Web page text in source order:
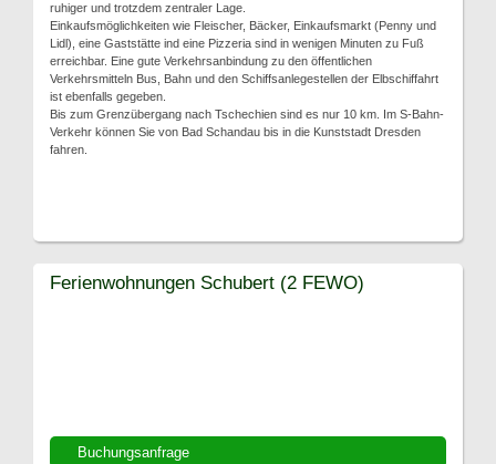
ruhiger und trotzdem zentraler Lage.
Einkaufsmöglichkeiten wie Fleischer, Bäcker, Einkaufsmarkt (Penny und
Lidl), eine Gaststätte ind eine Pizzeria sind in wenigen Minuten zu Fuß
erreichbar. Eine gute Verkehrsanbindung zu den öffentlichen
Verkehrsmitteln Bus, Bahn und den Schiffsanlegestellen der Elbschiffahrt
ist ebenfalls gegeben.
Bis zum Grenzübergang nach Tschechien sind es nur 10 km. Im S-Bahn-
Verkehr können Sie von Bad Schandau bis in die Kunststadt Dresden
fahren.
Buchungsanfrage
Ferienwohnungen Schubert (2 FEWO)